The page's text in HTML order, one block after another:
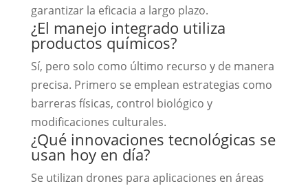
garantizar la eficacia a largo plazo.
¿El manejo integrado utiliza
productos químicos?
Sí, pero solo como último recurso y de manera
precisa. Primero se emplean estrategias como
barreras físicas, control biológico y
modificaciones culturales.
¿Qué innovaciones tecnológicas se
usan hoy en día?
Se utilizan drones para aplicaciones en áreas